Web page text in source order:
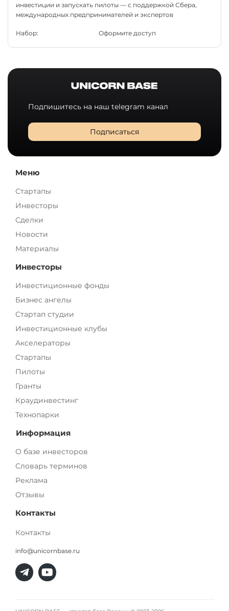
инвестиции и запускать пилоты — с поддержкой Сбера,
международных предпринимателей и экспертов
Набор: Оформите доступ
Подпишитесь на наш telegram канал
Подписаться
Меню
Стартапы
Инвесторы
Сделки
Новости
Материалы
Инвесторы
Инвестиционные фонды
Бизнес ангелы
Стартап студии
Инвестиционные клубы
Акселераторы
Стартапы
Пилоты
Гранты
Краудинвестинг
Технопарки
Информация
О базе инвесторов
Словарь терминов
Реклама
Отзывы
Контакты
Контакты
info@unicornbase.ru